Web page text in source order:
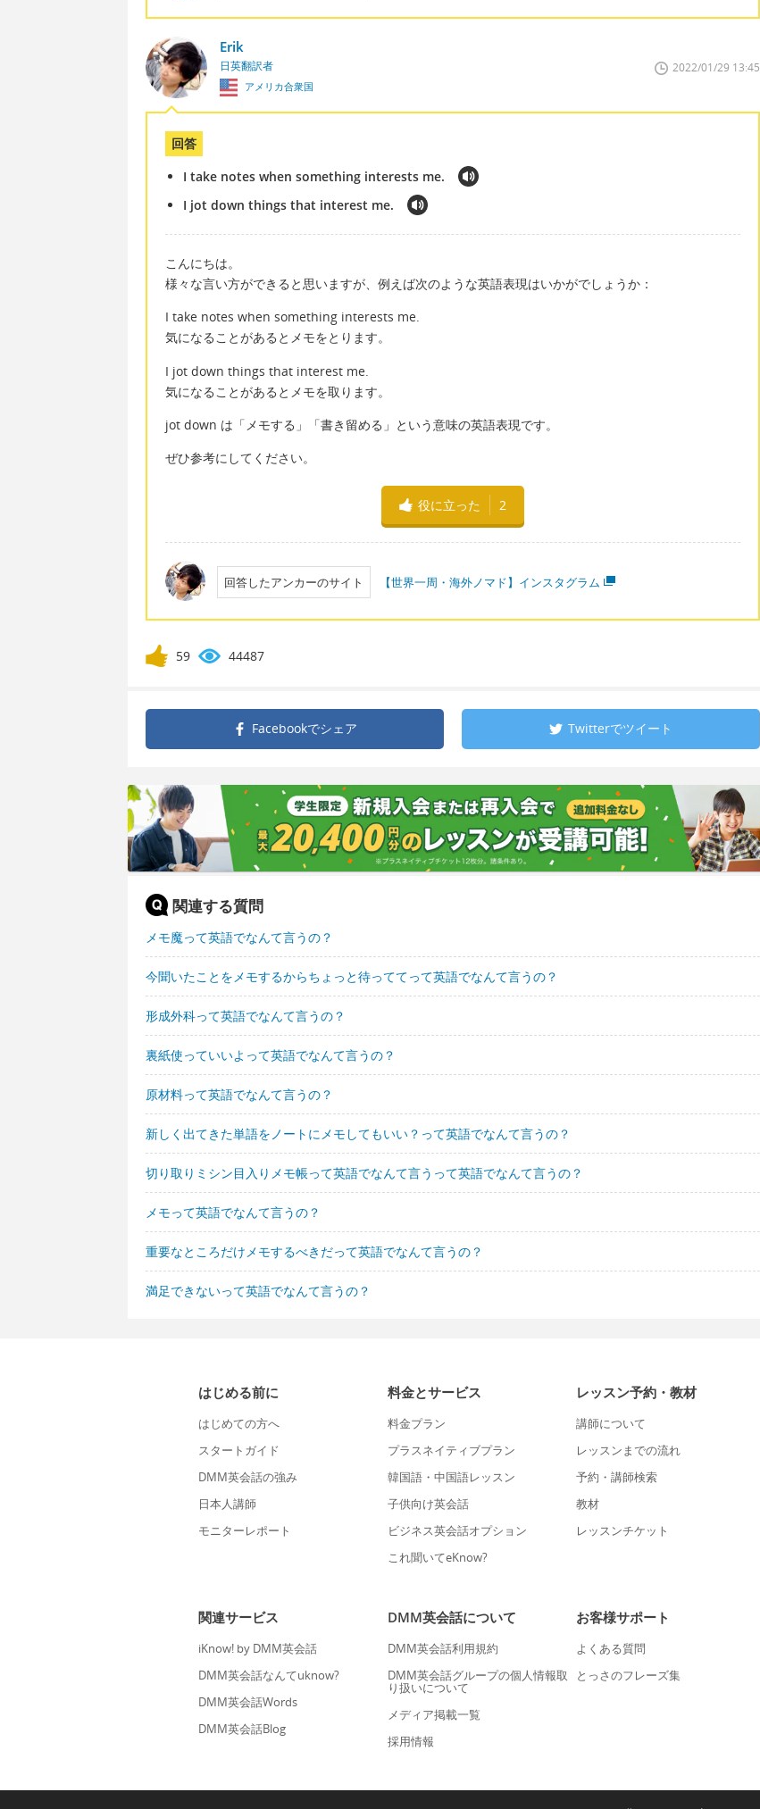
Erik
日英翻訳者
アメリカ合衆国
2022/01/29 13:45
回答
I take notes when something interests me.
I jot down things that interest me.
こんにちは。
様々な言い方ができると思いますが、例えば次のような英語表現はいかがでしょうか：
I take notes when something interests me.
気になることがあるとメモをとります。
I jot down things that interest me.
気になることがあるとメモを取ります。
jot down は「メモする」「書き留める」という意味の英語表現です。
ぜひ参考にしてください。
役に立った 2
回答したアンカーのサイト 【世界一周・海外ノマド】インスタグラム
59 44487
Facebookでシェア Twitterでツイート
関連する質問
メモ魔って英語でなんて言うの？
今聞いたことをメモするからちょっと待っててって英語でなんて言うの？
形成外科って英語でなんて言うの？
裏紙使っていいよって英語でなんて言うの？
原材料って英語でなんて言うの？
新しく出てきた単語をノートにメモしてもいい？って英語でなんて言うの？
切り取りミシン目入りメモ帳って英語でなんて言うって英語でなんて言うの？
メモって英語でなんて言うの？
重要なところだけメモするべきだって英語でなんて言うの？
満足できないって英語でなんて言うの？
はじめる前に
はじめての方へ
スタートガイド
DMM英会話の強み
日本人講師
モニターレポート
料金とサービス
料金プラン
プラスネイティブプラン
韓国語・中国語レッスン
子供向け英会話
ビジネス英会話オプション
これ聞いてeKnow?
レッスン予約・教材
講師について
レッスンまでの流れ
予約・講師検索
教材
レッスンチケット
関連サービス
iKnow! by DMM英会話
DMM英会話なんてuknow?
DMM英会話Words
DMM英会話Blog
DMM英会話について
DMM英会話利用規約
DMM英会話グループの個人情報取
り扱いについて
メディア掲載一覧
採用情報
お客様サポート
よくある質問
とっさのフレーズ集